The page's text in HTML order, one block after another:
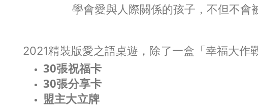
學會愛與人際關係的孩子，不但不
2021精裝版愛之語桌遊，除了一盒「幸福大作
30張祝福卡
30張分享卡
盟主大立牌